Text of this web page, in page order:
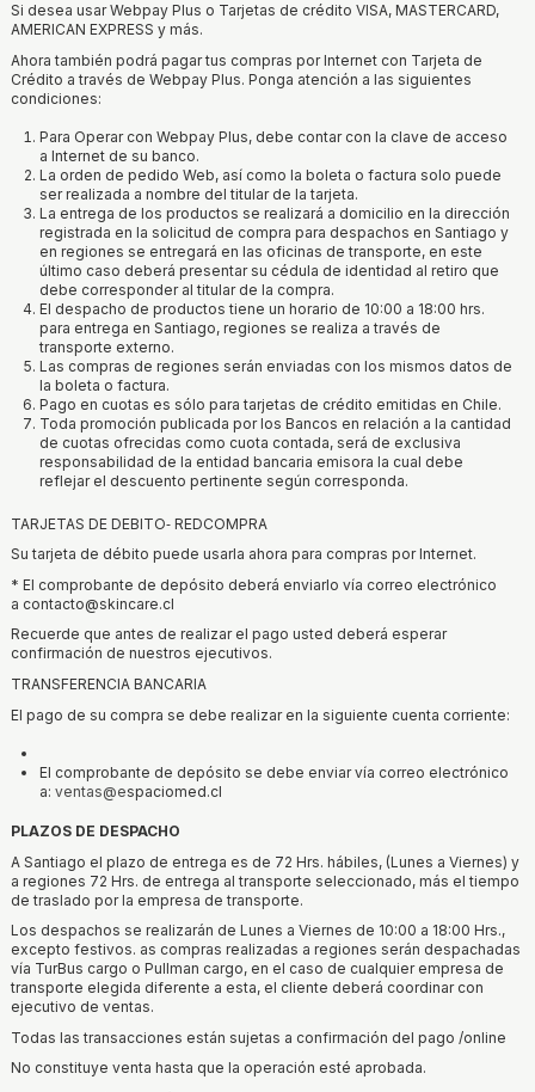
Si desea usar Webpay Plus o Tarjetas de crédito VISA, MASTERCARD,
AMERICAN EXPRESS y más.
Ahora también podrá pagar tus compras por Internet con Tarjeta de
Crédito a través de Webpay Plus. Ponga atención a las siguientes
condiciones:
Para Operar con Webpay Plus, debe contar con la clave de acceso
a Internet de su banco.
La orden de pedido Web, así como la boleta o factura solo puede
ser realizada a nombre del titular de la tarjeta.
La entrega de los productos se realizará a domicilio en la dirección
registrada en la solicitud de compra para despachos en Santiago y
en regiones se entregará en las oficinas de transporte, en este
último caso deberá presentar su cédula de identidad al retiro que
debe corresponder al titular de la compra.
El despacho de productos tiene un horario de 10:00 a 18:00 hrs.
para entrega en Santiago, regiones se realiza a través de
transporte externo.
Las compras de regiones serán enviadas con los mismos datos de
la boleta o factura.
Pago en cuotas es sólo para tarjetas de crédito emitidas en Chile.
Toda promoción publicada por los Bancos en relación a la cantidad
de cuotas ofrecidas como cuota contada, será de exclusiva
responsabilidad de la entidad bancaria emisora la cual debe
reflejar el descuento pertinente según corresponda.
TARJETAS DE DEBITO‐ REDCOMPRA
Su tarjeta de débito puede usarla ahora para compras por Internet.
* El comprobante de depósito deberá enviarlo vía correo electrónico
a contacto@skincare.cl
Recuerde que antes de realizar el pago usted deberá esperar
confirmación de nuestros ejecutivos.
TRANSFERENCIA BANCARIA
El pago de su compra se debe realizar en la siguiente cuenta corriente:
El comprobante de depósito se debe enviar vía correo electrónico
a: ventas@espaciomed.cl
PLAZOS DE DESPACHO
A Santiago el plazo de entrega es de 72 Hrs. hábiles, (Lunes a Viernes) y
a regiones 72 Hrs. de entrega al transporte seleccionado, más el tiempo
de traslado por la empresa de transporte.
Los despachos se realizarán de Lunes a Viernes de 10:00 a 18:00 Hrs.,
excepto festivos. as compras realizadas a regiones serán despachadas
vía TurBus cargo o Pullman cargo, en el caso de cualquier empresa de
transporte elegida diferente a esta, el cliente deberá coordinar con
ejecutivo de ventas.
Todas las transacciones están sujetas a confirmación del pago /online
No constituye venta hasta que la operación esté aprobada.